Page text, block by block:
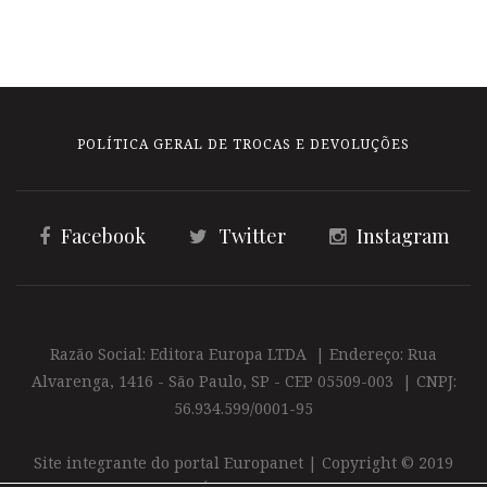
POLÍTICA GERAL DE TROCAS E DEVOLUÇÕES
Facebook Twitter Instagram
Razão Social: Editora Europa LTDA | Endereço: Rua
Alvarenga, 1416 - São Paulo, SP - CEP 05509-003 | CNPJ:
56.934.599/0001-95
Site integrante do portal Europanet | Copyright © 2019